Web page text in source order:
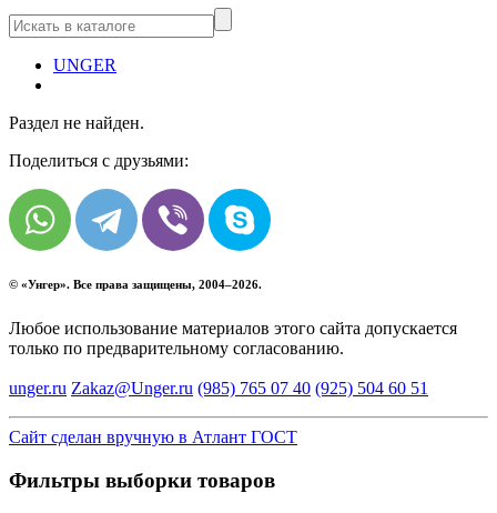
UNGER
Раздел не найден.
Поделиться с друзьями:
© «Унгер». Все права защищены, 2004–2026.
Любое использование материалов этого сайта допускается
только по предварительному согласованию.
unger.ru Zakaz@Unger.ru (985) 765 07 40 (925) 504 60 51
Сайт сделан вручную в Атлант ГОСТ
Фильтры выборки товаров